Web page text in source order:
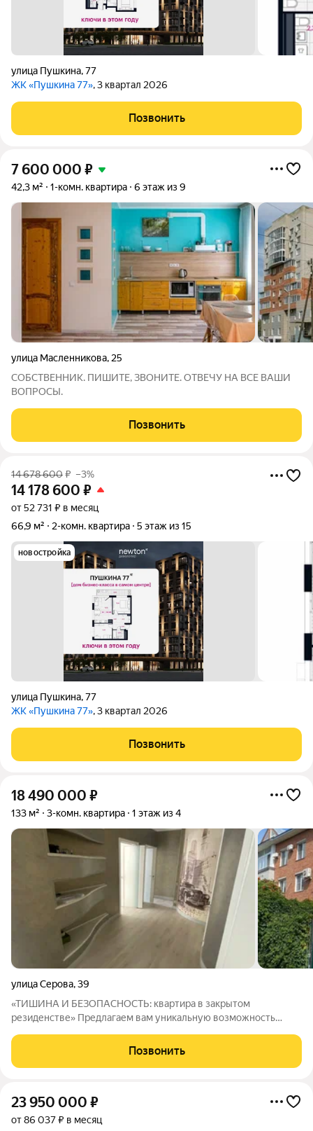
улица Пушкина,77
ЖК «Пушкина 77», 3 квартал 2026
Позвонить
7 600 000 ₽
42,3 м² 1-комн. квартира 6 этаж из 9
улица Масленникова, 25
СОБСТВЕННИК. ПИШИТЕ, ЗВОНИТЕ. ОТВЕЧУ НА ВСЕ ВАШИ
ВОПРОСЫ.
Позвонить
14 678 600₽ –3%
14 178 600 ₽
от 52 731 ₽ в месяц
66,9 м²
2-комн. квартира 5 этаж из 15
новостройка
улица Пушкина,77
ЖК «Пушкина 77», 3 квартал 2026
Позвонить
18 490 000 ₽
133 м² 3-комн. квартира 1 этаж из 4
улица Серова,39
«ТИШИНА И БЕЗОПАСНОСТЬ: квартира в закрытом
резиденстве» Предлагаем вам уникальную возможность
жизни. Это место, где встречаются безупречный вкус,
современные технологии и история города. 4
Позвонить
23 950 000 ₽
от 86 037 ₽ в месяц